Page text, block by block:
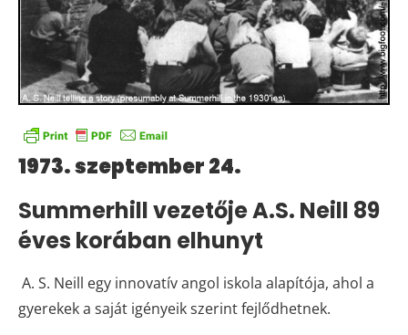
1973. szeptember 24.
Summerhill vezetője A.S. Neill 89
éves korában elhunyt
A. S. Neill egy innovatív angol iskola alapítója, ahol a
gyerekek a saját igényeik szerint fejlődhetnek.